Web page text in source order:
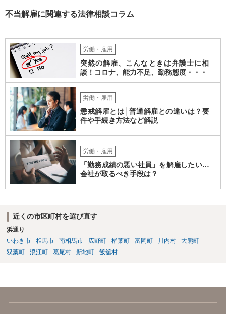
不当解雇に関連する法律相談コラム
労働・雇用
突然の解雇、こんなときは弁護士に相
談！コロナ、能力不足、勤務態度・・・
労働・雇用
懲戒解雇とは│普通解雇との違いは？要
件や手続き方法など解説
労働・雇用
「勤務成績の悪い社員」を解雇したい…
会社が取るべき手段は？
近くの市区町村を選び直す
浜通り
いわき市
相馬市 南相馬市 広野町 楢葉町 富岡町 川内村
大熊町
双葉町
浪江町 葛尾村 新地町 飯舘村